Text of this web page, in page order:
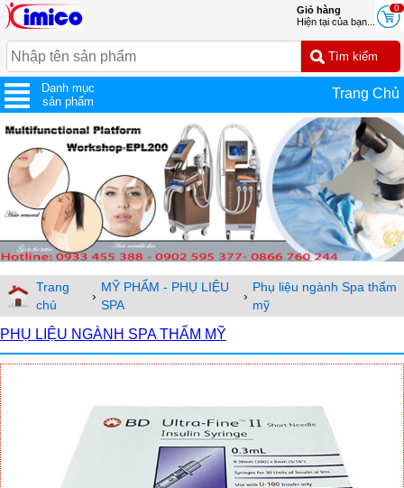
0
Giỏ hàng
Hiện tại của bạn...
Danh mục
sản phẩm
Trang Chủ
Trang
chủ
›
MỸ PHẨM - PHỤ LIỆU
SPA
›
Phụ liệu ngành Spa thẩm
mỹ
PHỤ LIỆU NGÀNH SPA THẨM MỸ